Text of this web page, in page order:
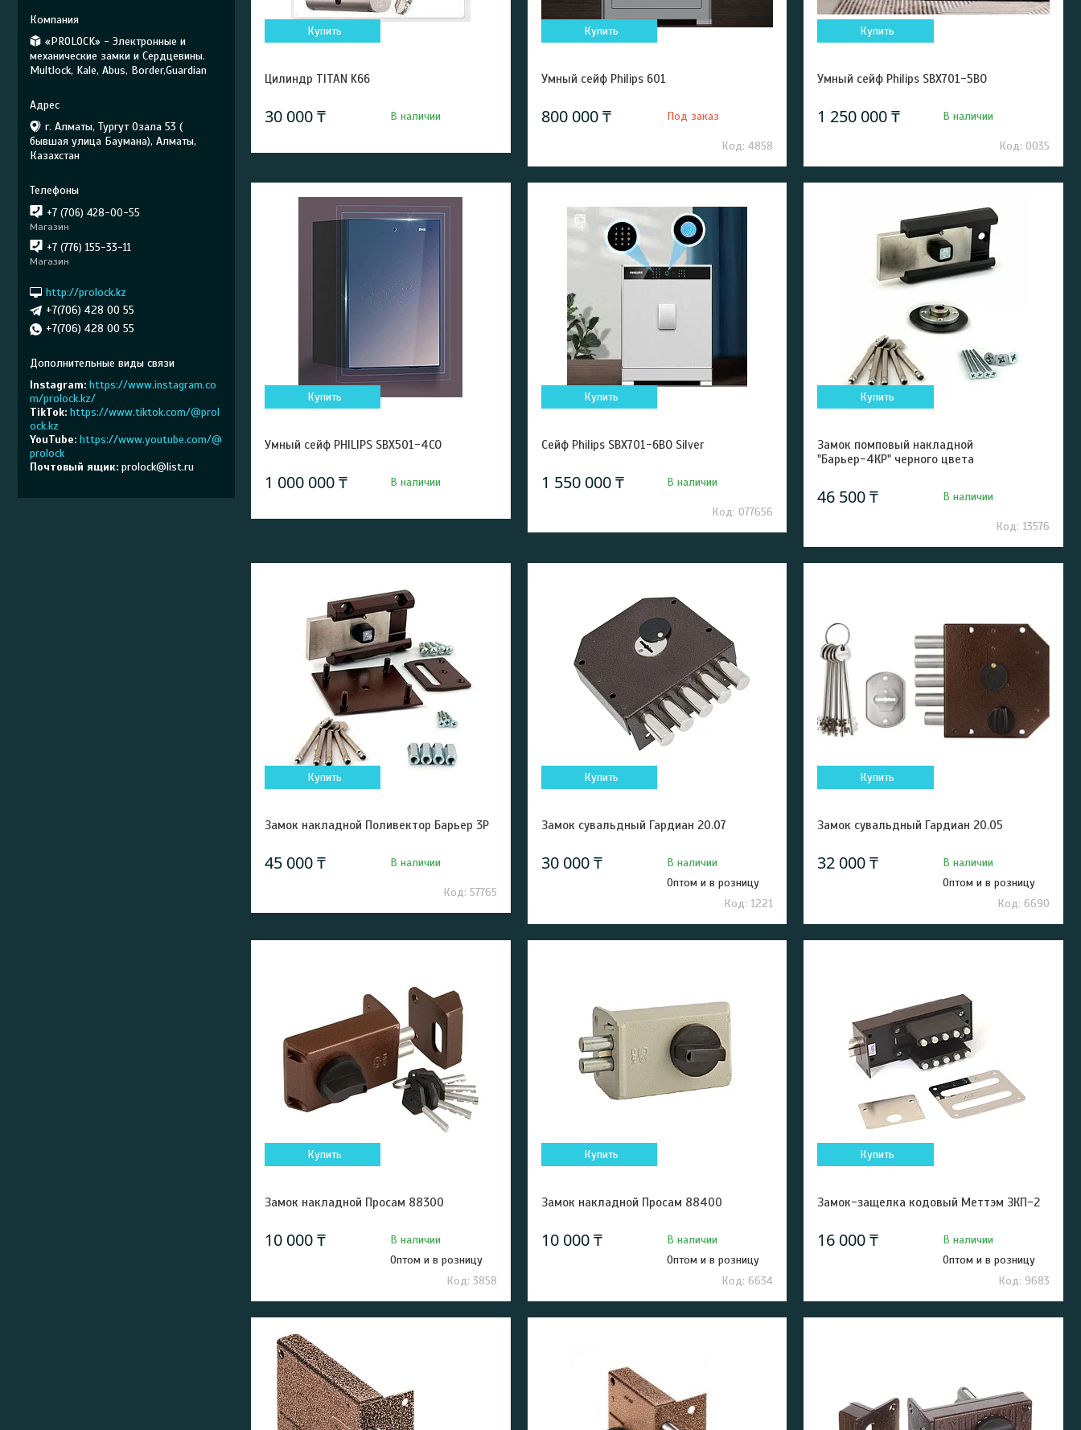
Купить
Цилиндр TITAN K66
30 000 ₸ В наличии
Купить
Умный сейф Philips 601
800 000 ₸ Под заказ
4858
Купить
Умный сейф Philips SBX701-5BO
1 250 000 ₸ В наличии
0035
Купить
Умный сейф PHILIPS SBX501-4CO
1 000 000 ₸ В наличии
Купить
Сейф Philips SBX701-6BO Silver
1 550 000 ₸ В наличии
077656
Купить
Замок помповый накладной
"Барьер-4КР" черного цвета
46 500 ₸ В наличии
13576
Купить
Замок накладной Поливектор Барьер 3P
45 000 ₸ В наличии
57765
Купить
Замок сувальдный Гардиан 20.07
30 000 ₸
В наличии
Оптом и в розницу
1221
Купить
Замок сувальдный Гардиан 20.05
32 000 ₸
В наличии
Оптом и в розницу
6690
Купить
Замок накладной Просам 88300
10 000 ₸
В наличии
Оптом и в розницу
3858
Купить
Замок накладной Просам 88400
10 000 ₸
В наличии
Оптом и в розницу
6634
Купить
Замок-защелка кодовый Меттэм ЗКП-2
16 000 ₸
В наличии
Оптом и в розницу
9683
«PROLOCK» - Электронные и
механические замки и Сердцевины.
Multlock, Kale, Abus, Border,Guardian
г. Алматы, Тургут Озала 53 (
бывшая улица Баумана), Алматы,
Казахстан
+7 (706) 428-00-55
Магазин
+7 (776) 155-33-11
Магазин
http://prolock.kz
+7(706) 428 00 55
+7(706) 428 00 55
Instagram https://www.instagram.co
m/prolock.kz/
TikTok https://www.tiktok.com/@prol
ock.kz
YouTube https://www.youtube.com/@
prolock
Почтовый ящик prolock@list.ru